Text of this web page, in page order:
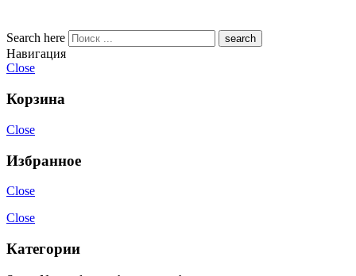
Search here
Навигация
Close
Корзина
Close
Избранное
Close
Close
Категории